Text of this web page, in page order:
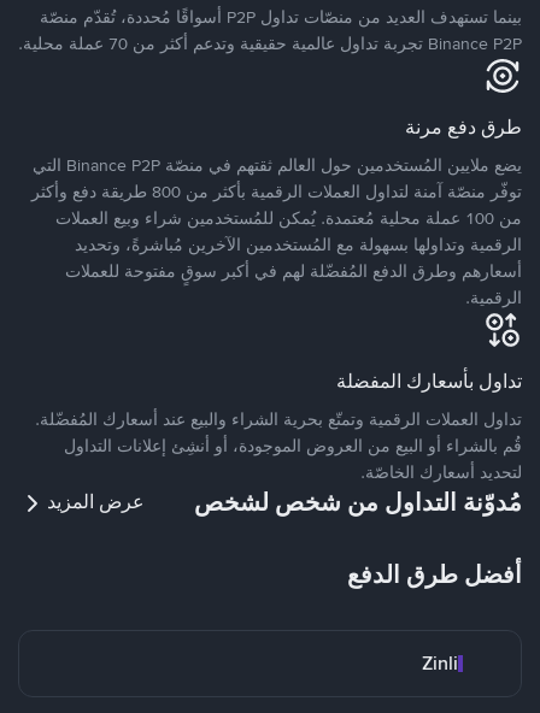
بينما تستهدف العديد من منصّات تداول P2P أسواقًا مُحددة، تُقدّم منصّة
Binance P2P تجربة تداول عالمية حقيقية وتدعم أكثر من 70 عملة محلية.
طرق دفع مرنة
يضع ملايين المُستخدمين حول العالم ثقتهم في منصّة Binance P2P التي
توفّر منصّة آمنة لتداول العملات الرقمية بأكثر من 800 طريقة دفع وأكثر
من 100 عملة محلية مُعتمدة. يُمكن للمُستخدمين شراء وبيع العملات
الرقمية وتداولها بسهولة مع المُستخدمين الآخرين مُباشرةً، وتحديد
أسعارهم وطرق الدفع المُفضّلة لهم في أكبر سوقٍ مفتوحة للعملات
الرقمية.
تداول بأسعارك المفضلة
تداول العملات الرقمية وتمتّع بحرية الشراء والبيع عند أسعارك المُفضّلة.
قُم بالشراء أو البيع من العروض الموجودة، أو أنشِئ إعلانات التداول
لتحديد أسعارك الخاصّة.
مُدوّنة التداول من شخص لشخص عرض المزيد
أفضل طرق الدفع
Zinli